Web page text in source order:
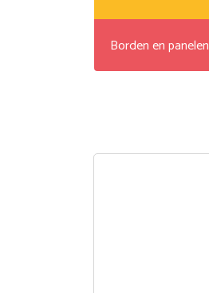
Borden en panelen